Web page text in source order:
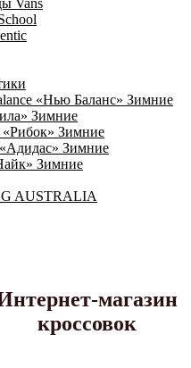
Vans
«Нью Баланс» Зимние
Зимние
Зимние
Зимние
Зимние
AUSTRALIA
магазин
кроссовок